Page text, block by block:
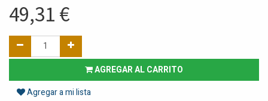
49,31 €
AGREGAR AL CARRITO
Agregar a mi lista